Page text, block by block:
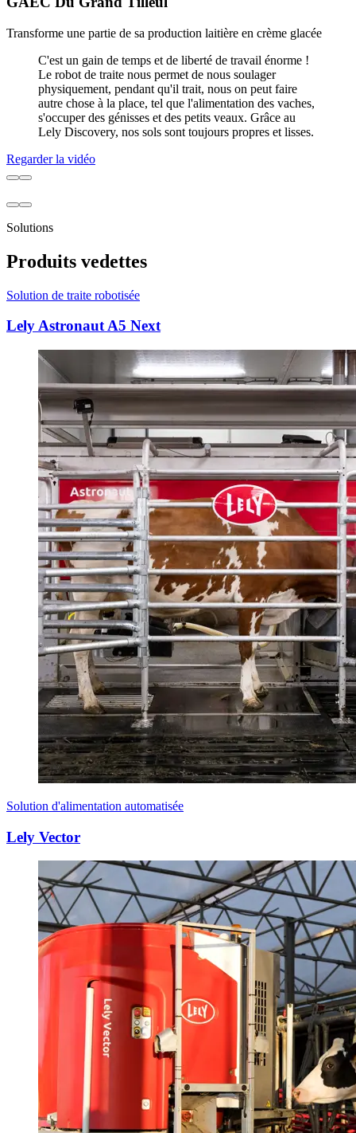
Transforme une partie de sa production laitière en crème glacée
C'est un gain de temps et de liberté de travail énorme !
Le robot de traite nous permet de nous soulager
physiquement, pendant qu'il trait, nous on peut faire
autre chose à la place, tel que l'alimentation des vaches,
s'occuper des génisses et des petits veaux. Grâce au
Lely Discovery, nos sols sont toujours propres et lisses.
Regarder la vidéo
Solutions
Produits vedettes
Solution de traite robotisée
Lely Astronaut A5 Next
Solution d'alimentation automatisée
Lely Vector